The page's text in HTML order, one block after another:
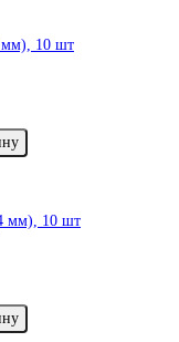
мм), 10 шт
мм), 10 шт